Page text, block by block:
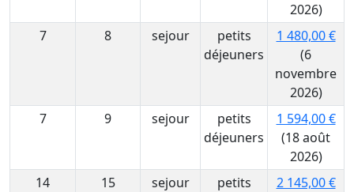
2026)
7
8 sejour
petits
déjeuners
1 480,00 €
(6
novembre
2026)
7
9 sejour
petits
déjeuners
1 594,00 €
(18 août
2026)
14
15 sejour
petits
2 145,00 €